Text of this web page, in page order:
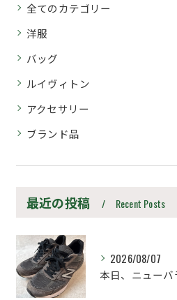
全てのカテゴリー
洋服
バッグ
ルイヴィトン
アクセサリー
ブランド品
最近の投稿 Recent Posts
2026/08/07